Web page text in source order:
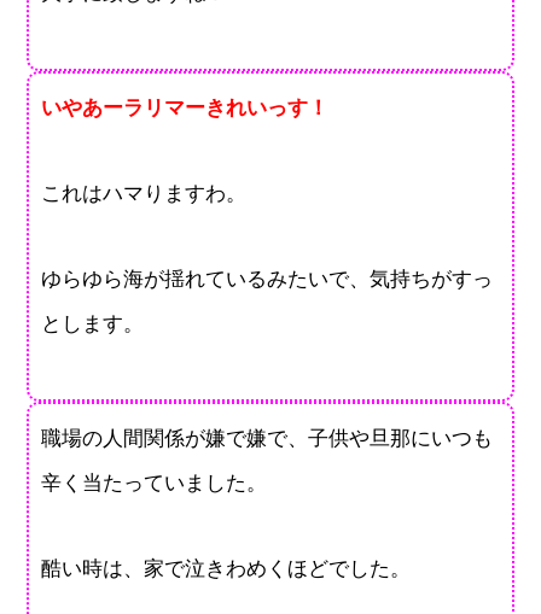
いやあーラリマーきれいっす！
これはハマりますわ。
ゆらゆら海が揺れているみたいで、気持ちがすっ
とします。
職場の人間関係が嫌で嫌で、子供や旦那にいつも
辛く当たっていました。
酷い時は、家で泣きわめくほどでした。